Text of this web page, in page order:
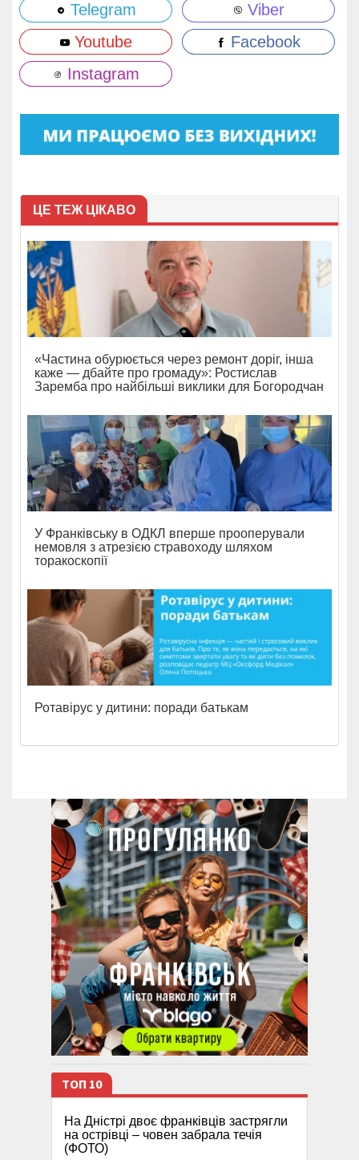
Telegram
Viber
Youtube
Facebook
Instagram
ЦЕ ТЕЖ ЦІКАВО
«Частина обурюється через ремонт доріг, інша
каже — дбайте про громаду»: Ростислав
Заремба про найбільші виклики для Богородчан
У Франківську в ОДКЛ вперше прооперували
немовля з атрезією стравоходу шляхом
торакоскопії
Ротавірус у дитини: поради батькам
ТОП 10
На Дністрі двоє франківців застрягли
на острівці – човен забрала течія
(ФОТО)